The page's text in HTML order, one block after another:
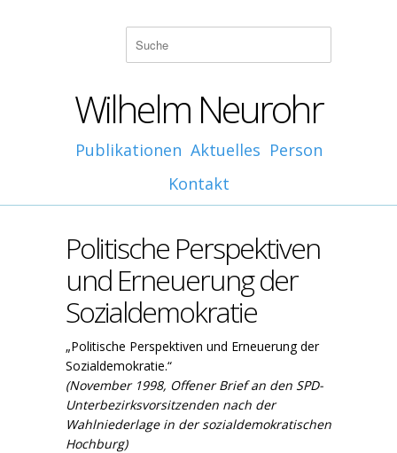
Wilhelm Neurohr
Publikationen Aktuelles Person
Kontakt
Politische Perspektiven
und Erneuerung der
Sozialdemokratie
„Politische Perspektiven und Erneuerung der
Sozialdemokratie.“
(November 1998, Offener Brief an den SPD-
Unterbezirksvorsitzenden nach der
Wahlniederlage in der sozialdemokratischen
Hochburg)